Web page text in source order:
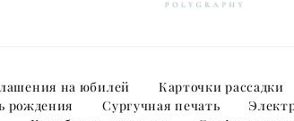
на юбилей Карточки рассадки
рождения Сургучная печать